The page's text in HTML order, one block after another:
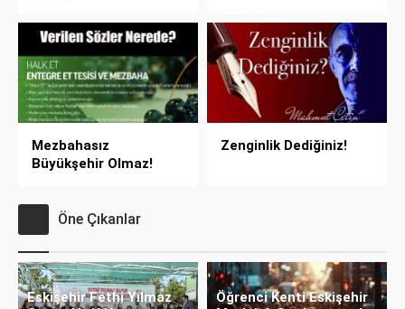
Mezbahasız
Büyükşehir Olmaz!
Zenginlik Dediğiniz!
Öne Çıkanlar
Eskişehir Fethi Yılmaz
Öğrenci Kenti Eskişehir